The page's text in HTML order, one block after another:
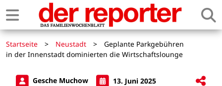
Startseite > Neustadt >
Geplante Parkgebühren
in der Innenstadt dominierten die Wirtschaftslounge
Gesche Muchow 13. Juni 2025